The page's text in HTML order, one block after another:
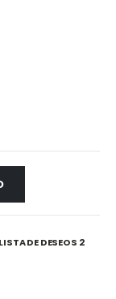
DE DESEOS 2